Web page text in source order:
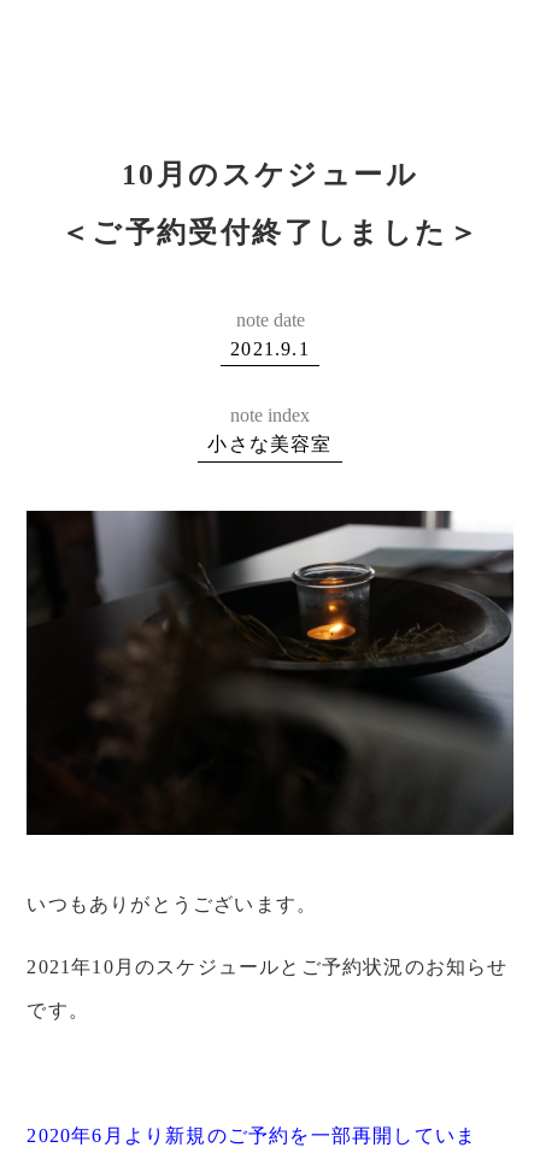
10月のスケジュール
＜ご予約受付終了しました＞
note date
2021.9.1
note index
小さな美容室
いつもありがとうございます。
2021年10月のスケジュールとご予約状況のお知らせ
です。
2020年6月より新規のご予約を一部再開していま